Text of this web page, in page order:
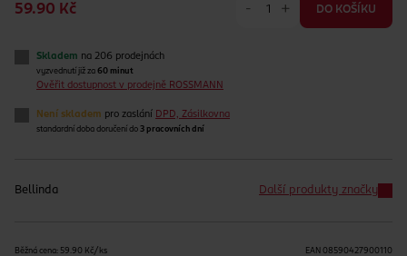
59.90 Kč - + DO KOŠÍKU
Skladem na 206 prodejnách
vyzvednutí již za 60 minut
Ověřit dostupnost v prodejně ROSSMANN
Není skladem pro zaslání DPD, Zásilkovna
standardní doba doručení do 3 pracovních dní
Bellinda Další produkty značky
Běžná cena: 59.90 Kč/ks
EAN 08590427900110